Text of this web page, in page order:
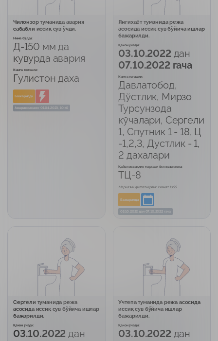
Чилонзор туманида авария
сабабли иссиқ сув ўчди.
Нима бўлди:
Д-150 мм да
кувурда авария
Кимга тегишли:
Гулистон даха
Бажарилди
Авария санаси: 01.04.2023, 10:45
Янгихаёт туманида режа
асосида иссиқ сув бўйича ишлар
бажарилди.
Қачон ўчади:
03.10.2022 дан
07.10.2022 гача
Кимга тегишли:
Давлатобод,
Дўстлик, Мирзо
Турсунзода
кўчалари, Сергели
1, Спутник 1 - 18, Ц
-1,2,3, Дустлик - 1,
2 дахалари
Қайси иссиқлик маркази ёки қозонхона:
ТЦ-8
Марказий диспетчерлик хизмат 1055
Бажарилди
03.10.2022 дан 07.10.2022 гача
Сергели туманида режа
асосида иссиқ сув бўйича ишлар
бажарилди.
Қачон ўчади:
03.10.2022 дан
Учтепа туманида режа асосида
иссиқ сув бўйича ишлар
бажарилди.
Қачон ўчади:
03.10.2022 дан